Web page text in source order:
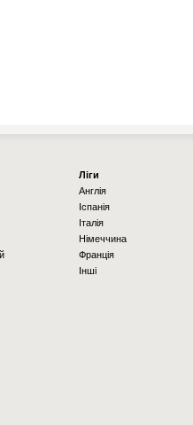
Ліги
Англія
Іспанія
Італія
Німеччина
Франція
Інші